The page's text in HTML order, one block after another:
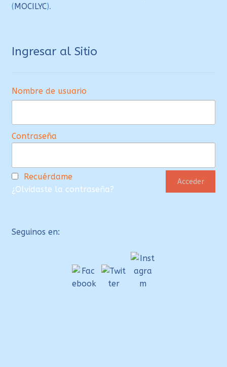
( MOCILYC).
Ingresar al Sitio
Nombre de usuario
Contraseña
Recuérdame
¿Olvidaste la contraseña?
Seguinos en: